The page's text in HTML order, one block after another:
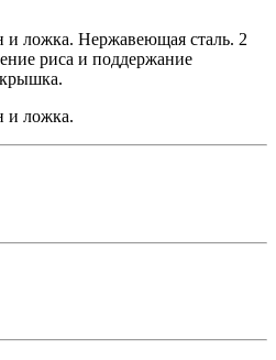
и ложка. Нержавеющая сталь. 2
риса и поддержание
и ложка.